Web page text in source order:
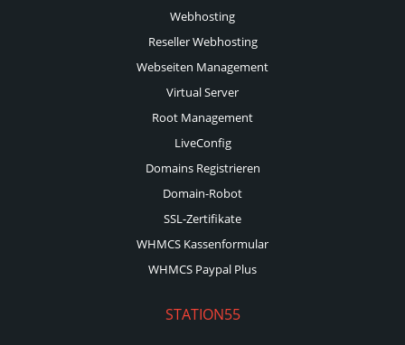
Webhosting
Reseller Webhosting
Webseiten Management
Virtual Server
Root Management
LiveConfig
Domains Registrieren
Domain-Robot
SSL-Zertifikate
WHMCS Kassenformular
WHMCS Paypal Plus
STATION55